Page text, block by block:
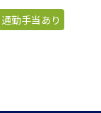
通勤手当あり